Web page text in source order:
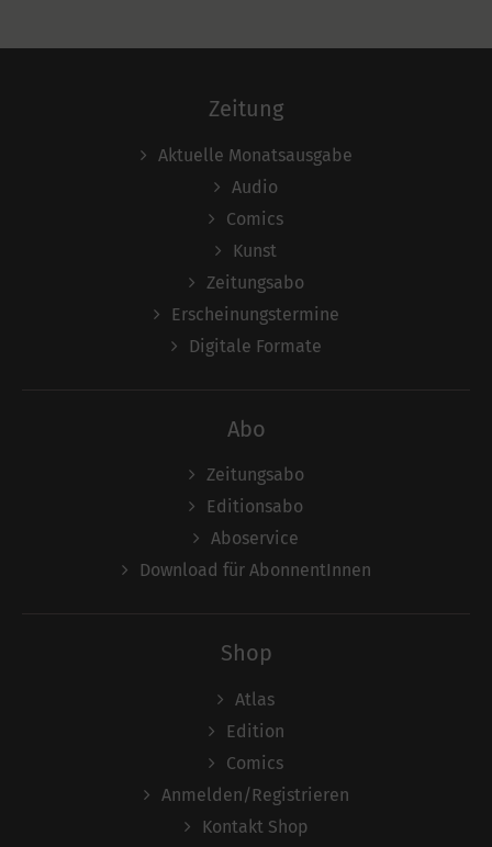
Zeitung
Aktuelle Monatsausgabe
Audio
Comics
Kunst
Zeitungsabo
Erscheinungstermine
Digitale Formate
Abo
Zeitungsabo
Editionsabo
Aboservice
Download für AbonnentInnen
Shop
Atlas
Edition
Comics
Anmelden/Registrieren
Kontakt Shop